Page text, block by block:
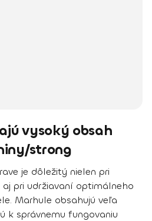
vysoký obsah
strong
je dôležitý nielen pri
pri udržiavaní optimálneho
Marhule obsahujú veľa
k správnemu fungovaniu